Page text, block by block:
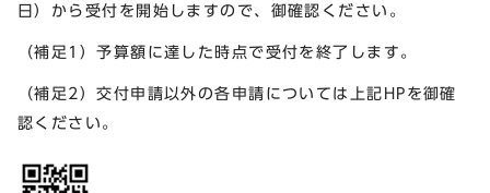
日）から受付を開始しますので、御確認ください。
（補足1）予算額に達した時点で受付を終了します。
（補足2）交付申請以外の各申請については上記HPを御確
認ください。